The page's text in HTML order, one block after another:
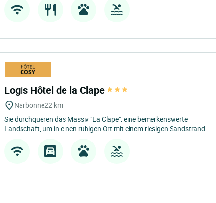
Logis Hôtel de la Clape
Narbonne22 km
Sie durchqueren das Massiv "La Clape", eine bemerkenswerte
Landschaft, um in einen ruhigen Ort mit einem riesigen Sandstrand...